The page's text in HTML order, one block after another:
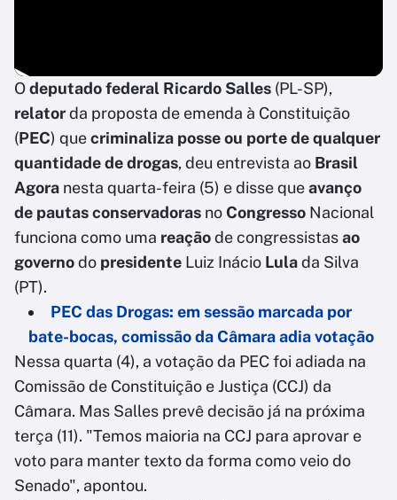
Odeputado federal Ricardo Salles (PL-SP),
relatorda proposta de emenda à Constituição
(PEC) quecriminaliza posse ou porte de qualquer
quantidade de drogas, deu entrevista ao Brasil
Agora nesta quarta-feira (5) e disse queavanço
de pautas conservadoras noCongresso Nacional
funciona como uma reaçãode congressistasao
governodo presidente Luiz Inácio Lulada Silva
(PT).
PEC das Drogas: em sessão marcada por
bate-bocas, comissão da Câmara adia votação
Nessa quarta (4), a votação da PEC foi adiada na
Comissão de Constituição e Justiça (CCJ) da
Câmara. Mas Salles prevê decisão já na próxima
terça (11). "Temos maioria na CCJ para aprovar e
voto para manter texto da forma como veio do
Senado", apontou.